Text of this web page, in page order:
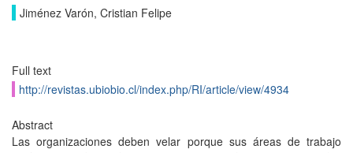
Jiménez Varón, Cristian Felipe
Full text
http://revistas.ubiobio.cl/index.php/RI/article/view/4934
Abstract
Las organizaciones deben velar porque sus áreas de trabajo